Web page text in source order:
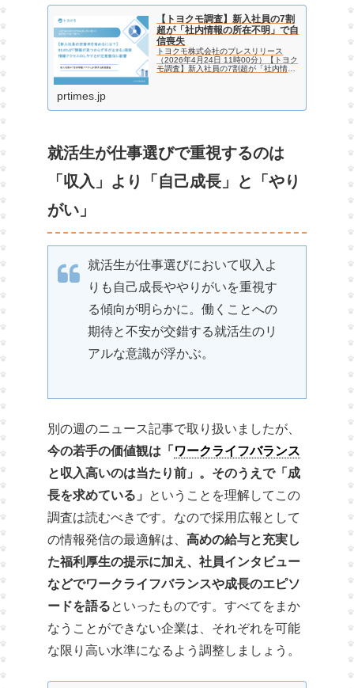
【トヨクモ調査】新入社員の7割
超が「社内情報の所在不明」で自
信喪失
トヨクモ株式会社のプレスリリース
（2026年4月24日 11時00分）【トヨク
モ調査】新入社員の7割超が「社内情報
prtimes.jp
就活生が仕事選びで重視するのは
「収入」より「自己成長」と「やり
がい」
就活生が仕事選びにおいて収入よ
りも自己成長ややりがいを重視す
る傾向が明らかに。働くことへの
期待と不安が交錯する就活生のリ
アルな意識が浮かぶ。
別の週のニュース記事で取り扱いましたが、
今の若手の価値観は「 ワークライフバランス
と収入高いのは当たり前」。そのうえで「成
長を求めている」
ということを理解してこの
調査は読むべきです。なので採用広報として
の情報発信の最適解は、 高めの給与と充実し
た福利厚生の提示に加え、社員インタビュー
などでワークライフバランスや成長のエピソ
ードを語るといったものです。すべてをまか
なうことができない企業は、それぞれを可能
な限り高い水準になるよう調整しましょう。